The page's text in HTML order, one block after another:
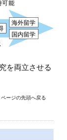
を両立させる
ージの先頭へ戻る